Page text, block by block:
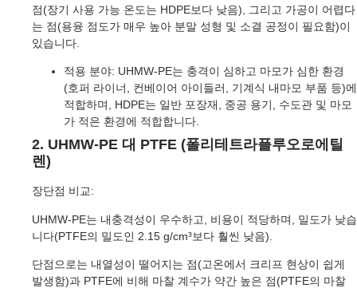
점(장기 사용 가능 온도는 HDPE보다 낮음), 그리고 가공이 어렵다
는 점(용융 점도가 매우 높아 분말 성형 및 소결 공정이 필요함)이
있습니다.
적용 분야: UHMW-PE는 충격이 심하고 마모가 심한 환경
(호퍼 라이너, 컨베이어 아이들러, 기계식 내마모 부품 등)에
적합하며, HDPE는 일반 포장재, 중공 용기, 수도관 및 마모
가 적은 환경에 적합합니다.
2. UHMW-PE 대 PTFE (폴리테트라플루오로에틸
렌)
장단점 비교:
UHMW-PE는 내충격성이 우수하고, 비용이 적당하며, 밀도가 낮습
니다(PTFE의 밀도인 2.15 g/cm³보다 훨씬 낮음).
단점으로는 내열성이 떨어지는 점(고온에서 크리프 현상이 쉽게
발생함)과 PTFE에 비해 마찰 계수가 약간 높은 점(PTFE의 마찰